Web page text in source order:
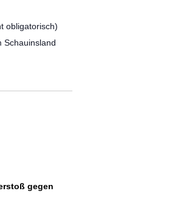
obligatorisch)
Schauinsland
gegen